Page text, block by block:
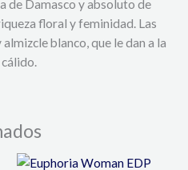
de Damasco y absoluto de
floral y feminidad. Las
blanco, que le dan a la